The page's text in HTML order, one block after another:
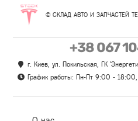
© СКЛАД АВТО И ЗАПЧАСТЕЙ
+38 067
г. Киев, ул. Покильская, ГК
График работы: Пн-Пт 9:00 -